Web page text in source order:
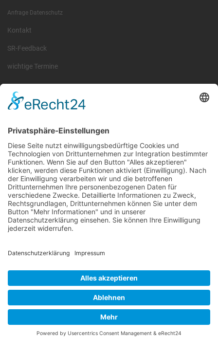
Anfrage Datenschutz
Kontakt
SR-Feedback
wichtige Termine
Information
Sachsen und Thüringen. Er ist als eingetragener Verein tätig und
gleichzeitig Veranstalter der Spiele der Regionalliga in
verschiedenen Ligen.
Die RLSO ist jetzt auch erreichbar unter der Adresse
Wir betreiben ...